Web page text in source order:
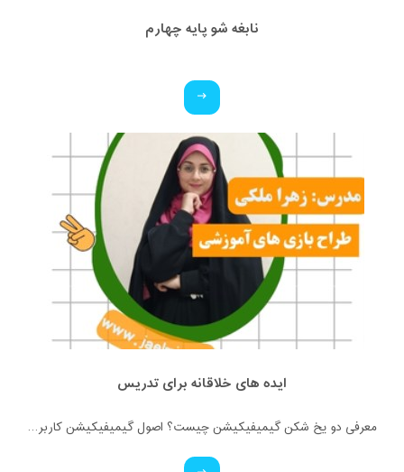
نابغه شو پایه چهارم
ایده های خلاقانه برای تدریس
معرفی دو یخ شکن گیمیفیکیشن چیست؟ اصول گیمیفیکیشن کاربرد گیمیفیکیشن آشنایی با انواع بازی های کلاسی (آنلاین و فیزیکی)